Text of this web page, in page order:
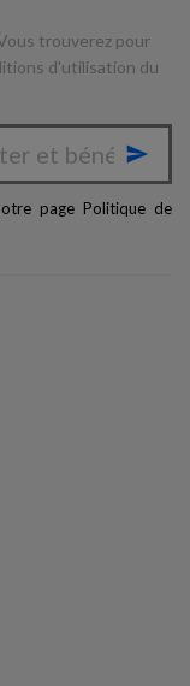
trouverez pour
d'utilisation du

page Politique de